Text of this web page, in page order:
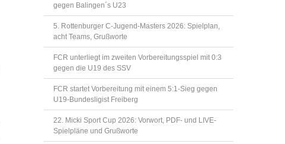
gegen Balingen´s U23
5. Rottenburger C-Jugend-Masters 2026: Spielplan,
acht Teams, Grußworte
FCR unterliegt im zweiten Vorbereitungsspiel mit 0:3
gegen die U19 des SSV
FCR startet Vorbereitung mit einem 5:1-Sieg gegen
U19-Bundesligist Freiberg
22. Micki Sport Cup 2026: Vorwort, PDF- und LIVE-
Spielpläne und Grußworte